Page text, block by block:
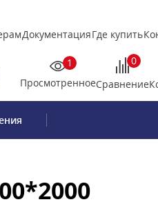
ДокументацияГде купить
1
Просмотренное
0
Сравнение